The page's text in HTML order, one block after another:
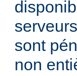
sont
non